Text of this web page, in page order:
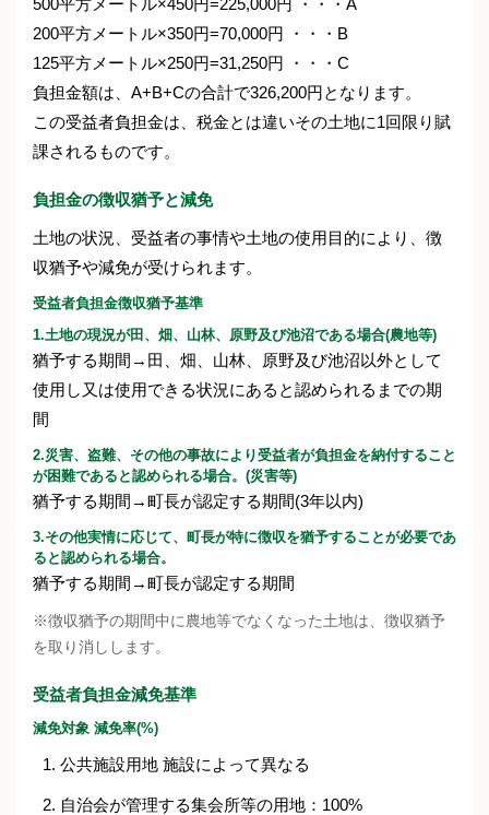
500平方メートル×450円=225,000円 ・・・A
200平方メートル×350円=70,000円 ・・・B
125平方メートル×250円=31,250円 ・・・C
負担金額は、A+B+Cの合計で326,200円となります。
この受益者負担金は、税金とは違いその土地に1回限り賦
課されるものです。
負担金の徴収猶予と減免
土地の状況、受益者の事情や土地の使用目的により、徴
収猶予や減免が受けられます。
受益者負担金徴収猶予基準
1.土地の現況が田、畑、山林、原野及び池沼である場合(農地等)
猶予する期間→田、畑、山林、原野及び池沼以外として
使用し又は使用できる状況にあると認められるまでの期
間
2.災害、盗難、その他の事故により受益者が負担金を納付すること
が困難であると認められる場合。(災害等)
猶予する期間→町長が認定する期間(3年以内)
3.その他実情に応じて、町長が特に徴収を猶予することが必要であ
ると認められる場合。
猶予する期間→町長が認定する期間
※徴収猶予の期間中に農地等でなくなった土地は、徴収猶予
を取り消しします。
受益者負担金減免基準
減免対象 減免率(%)
公共施設用地 施設によって異なる
自治会が管理する集会所等の用地：100%